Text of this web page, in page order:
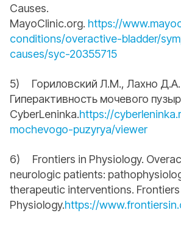
Causes.
MayoClinic.org. https://
conditions/overactive-bladder/
causes/syc-20355715
5) Гориловский Л.М., Лахно Д.А.
Гиперактивность мочевого
CyberLeninka.https://
mochevogo-puzyrya/viewer
6) Frontiers in Physiology.
neurologic patients:
therapeutic interventions. Frontiers
Physiology.https://